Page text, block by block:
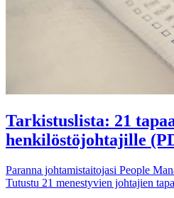
Tarkistuslista: 21
henkilöstöjohtajille
Paranna johtamistaitojasi People
Tutustu 21 menestyvien johtajien